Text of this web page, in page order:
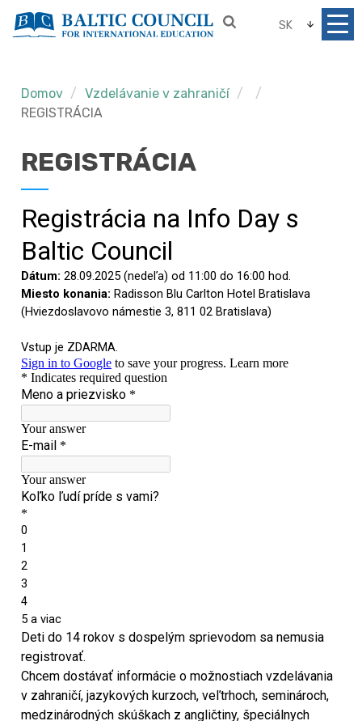
SK
Domov
Vzdelávanie v zahraničí
REGISTRÁCIA
REGISTRÁCIA